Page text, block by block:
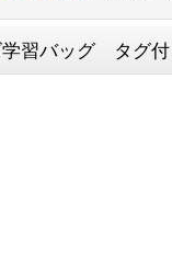
習バッグ タグ付